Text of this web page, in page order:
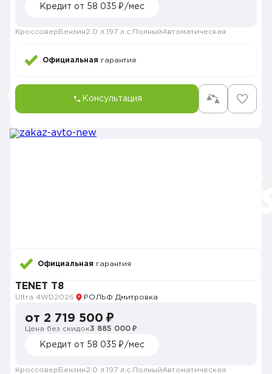
Кредит от 58 035 ₽/мес
Кроссовер Бензин2.0 л. 197 л.с. ПолныйАвтоматическая
Официальная гарантия
Консультация
Официальная гарантия
TENET T8
Ultra 4WD2026 РОЛЬФ Дмитровка
от 2 719 500 ₽
Цена без скидок3 885 000 ₽
Кредит от 58 035 ₽/мес
Кроссовер Бензин2.0 л. 197 л.с. ПолныйАвтоматическая